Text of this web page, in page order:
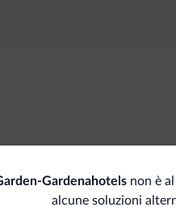
Dolomiti Super Sun
Gardenahotels non è
alcune soluzioni